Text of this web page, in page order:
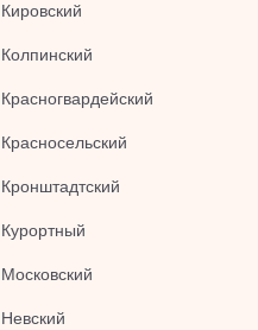
Кировский
Колпинский
Красногвардейский
Красносельский
Кронштадтский
Курортный
Московский
Невский